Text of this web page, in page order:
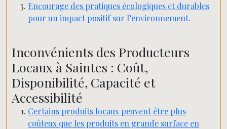
Encourage des pratiques écologiques et durables
pour un impact positif sur l’environnement.
Inconvénients des Producteurs
Locaux à Saintes : Coût,
Disponibilité, Capacité et
Accessibilité
Certains produits locaux peuvent être plus
coûteux que les produits en grande surface en